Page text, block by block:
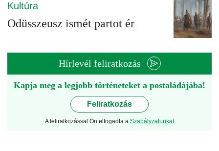
Kultúra
Odüsszeusz ismét partot ér
Hírlevél feliratkozás
Kapja meg a legjobb történeteket a postaládájába!
Feliratkozás
A feliratkozással Ön elfogadta a Szabályzatunkat